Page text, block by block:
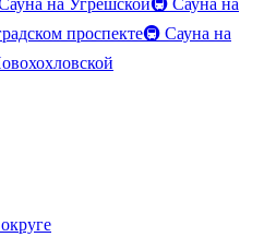
проспекте🚇 Сауна на